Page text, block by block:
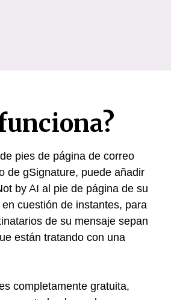
pies de página de correo
de gSignature, puede añadir
by AI al pie de página de su
cuestión de instantes, para
de su mensaje sepan
están tratando con una
completamente gratuita,